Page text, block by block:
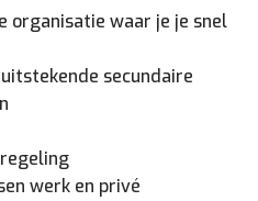
organisatie waar je je snel
secundaire
werk en privé